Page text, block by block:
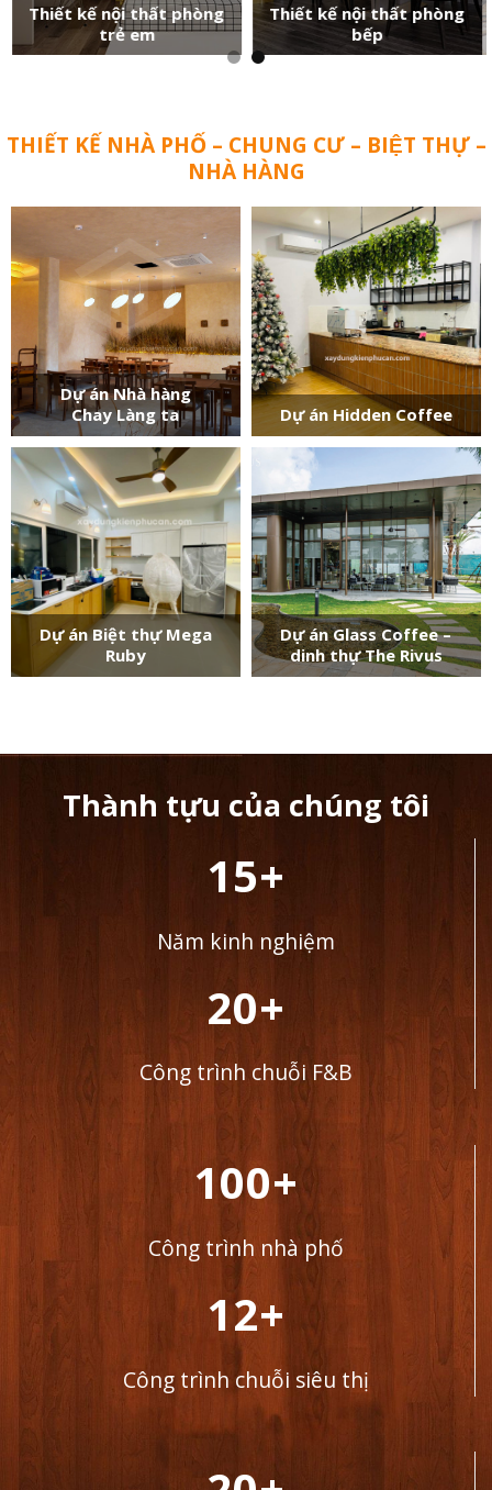
Thiết kế nội thất phòng
trẻ em
Thiết kế nội thất phòng
bếp
THIẾT KẾ NHÀ PHỐ – CHUNG CƯ – BIỆT THỰ –
NHÀ HÀNG
Dự án Nhà hàng
Chay Làng ta
Dự án Hidden Coffee
Dự án Biệt thự Mega
Ruby
Dự án Glass Coffee –
dinh thự The Rivus
Thành tựu của chúng tôi
15+
Năm kinh nghiệm
20+
Công trình chuỗi F&B
100+
Công trình nhà phố
12+
Công trình chuỗi siêu thị